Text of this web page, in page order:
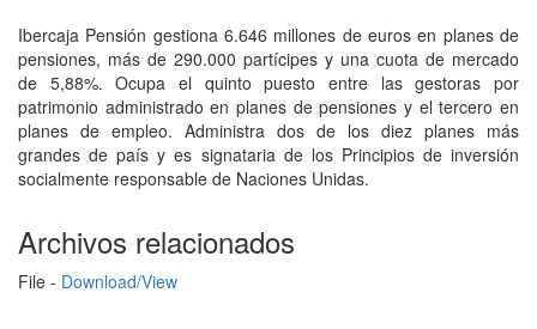
Ibercaja Pensión gestiona 6.646 millones de euros en planes de
pensiones, más de 290.000 partícipes y una cuota de mercado
de 5,88%. Ocupa el quinto puesto entre las gestoras por
patrimonio administrado en planes de pensiones y el tercero en
planes de empleo. Administra dos de los diez planes más
grandes de país y es signataria de los Principios de inversión
socialmente responsable de Naciones Unidas.
Archivos relacionados
File - Download/View